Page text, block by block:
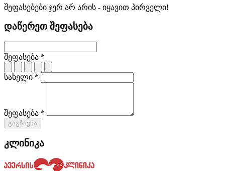
შეფასებები ჯერ არ არის - იყავით პირველი!
დაწერეთ შეფასება
შეფასება *
სახელი *
შეფასება *
გაგზავნა
კლინიკა